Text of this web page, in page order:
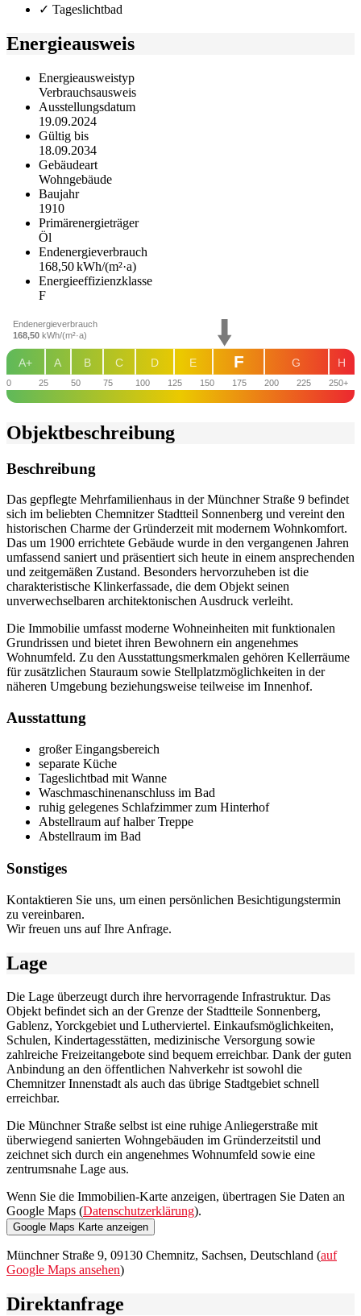
✓ Tageslichtbad
Energieausweis
Energieausweistyp
Verbrauchs­ausweis
Ausstellungsdatum
19.09.2024
Gültig bis
18.09.2034
Gebäudeart
Wohngebäude
Baujahr
1910
Primärenergieträger
Öl
Endenergie­verbrauch
168,50 kWh/(m²·a)
Energie­effizienz­klasse
F
0 25 50 75 100 125 150 175 200 225 250+
H
G
E
D
C
B
A
A+ F
Endenergieverbrauch
168,50 kWh/(m²·a)
Objekt­beschreibung
Beschreibung
Das gepflegte Mehrfamilienhaus in der Münchner Straße 9 befindet
sich im beliebten Chemnitzer Stadtteil Sonnenberg und vereint den
historischen Charme der Gründerzeit mit modernem Wohnkomfort.
Das um 1900 errichtete Gebäude wurde in den vergangenen Jahren
umfassend saniert und präsentiert sich heute in einem ansprechenden
und zeitgemäßen Zustand. Besonders hervorzuheben ist die
charakteristische Klinkerfassade, die dem Objekt seinen
unverwechselbaren architektonischen Ausdruck verleiht.
Die Immobilie umfasst moderne Wohneinheiten mit funktionalen
Grundrissen und bietet ihren Bewohnern ein angenehmes
Wohnumfeld. Zu den Ausstattungsmerkmalen gehören Kellerräume
für zusätzlichen Stauraum sowie Stellplatzmöglichkeiten in der
näheren Umgebung beziehungsweise teilweise im Innenhof.
Ausstattung
großer Eingangsbereich
separate Küche
Tageslichtbad mit Wanne
Waschmaschinenanschluss im Bad
ruhig gelegenes Schlafzimmer zum Hinterhof
Abstellraum auf halber Treppe
Abstellraum im Bad
Sonstiges
Kontaktieren Sie uns, um einen persönlichen Besichtigungstermin
zu vereinbaren.
Wir freuen uns auf Ihre Anfrage.
Lage
Die Lage überzeugt durch ihre hervorragende Infrastruktur. Das
Objekt befindet sich an der Grenze der Stadtteile Sonnenberg,
Gablenz, Yorckgebiet und Lutherviertel. Einkaufsmöglichkeiten,
Schulen, Kindertagesstätten, medizinische Versorgung sowie
zahlreiche Freizeitangebote sind bequem erreichbar. Dank der guten
Anbindung an den öffentlichen Nahverkehr ist sowohl die
Chemnitzer Innenstadt als auch das übrige Stadtgebiet schnell
erreichbar.
Die Münchner Straße selbst ist eine ruhige Anliegerstraße mit
überwiegend sanierten Wohngebäuden im Gründerzeitstil und
zeichnet sich durch ein angenehmes Wohnumfeld sowie eine
zentrumsnahe Lage aus.
Wenn Sie die Immobilien-Karte anzeigen, übertragen Sie Daten an
Google Maps (Datenschutzerklärung).
Google Maps Karte anzeigen
Münchner Straße 9, 09130 Chemnitz, Sachsen, Deutschland (auf
Google Maps ansehen)
Direktanfrage